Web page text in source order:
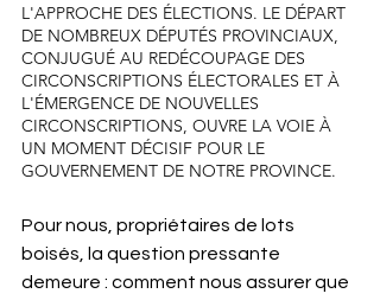
L'APPROCHE DES ÉLECTIONS. LE DÉPART
DE NOMBREUX DÉPUTÉS PROVINCIAUX,
CONJUGUÉ AU REDÉCOUPAGE DES
CIRCONSCRIPTIONS ÉLECTORALES ET À
L'ÉMERGENCE DE NOUVELLES
CIRCONSCRIPTIONS, OUVRE LA VOIE À
UN MOMENT DÉCISIF POUR LE
GOUVERNEMENT DE NOTRE PROVINCE.
Pour nous, propriétaires de lots
boisés, la question pressante
demeure : comment nous assurer que